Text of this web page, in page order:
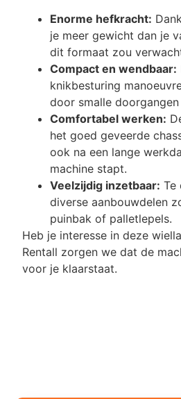
Enorme hefkracht:
je meer gewicht dan je
dit formaat zou
Compact en wendbaar:
knikbesturing
door smalle
Comfortabel werken:
het goed geveerde
ook na een lange
machine stapt.
Veelzijdig inzetbaar: Te
diverse aanbouwdelen
puinbak of palletlepels.
Heb je interesse in deze
Rentall zorgen we dat de
voor je klaarstaat.